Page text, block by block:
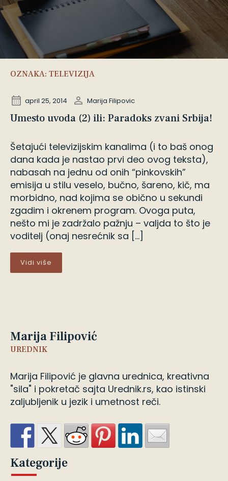
OZNAKA: TELEVIZIJA
Marija Filipović
UREDNIK
Marija Filipović je glavna urednica, kreativna
"sila" i pokretač sajta Urednik.rs, kao istinski
zaljubljenik u jezik i umetnost reči.
Kategorije
april 25, 2014 Marija Filipovic
Umesto uvoda (2) ili: Paradoks zvani Srbija!
Šetajući televizijskim kanalima (i to baš onog
dana kada je nastao prvi deo ovog teksta),
nabasah na jednu od onih “pinkovskih”
emisija u stilu veselo, bučno, šareno, kič, ma
morbidno, nad kojima se obično u sekundi
zgadim i okrenem program. Ovoga puta,
nešto mi je zadržalo pažnju – valjda to što je
voditelj (onaj nesrećnik sa […]
Vidi više